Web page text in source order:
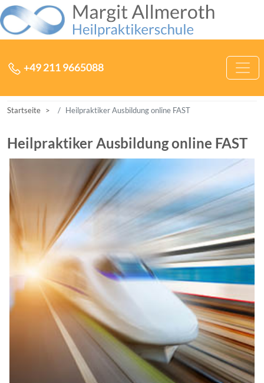
Zum Inhalt der Heilpraktikerschule Margit Allmeroth springen
+49 211 9665088
Startseite Heilpraktiker Ausbildung online FAST
Heilpraktiker Ausbildung online FAST